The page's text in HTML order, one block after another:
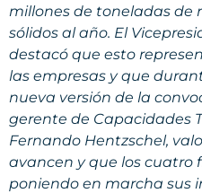
millones de toneladas de
sólidos al año. El
destacó que esto
las empresas y que
nueva versión de la
gerente de Capacidades
Fernando Hentzschel,
avancen y que los cuatro
poniendo en marcha sus